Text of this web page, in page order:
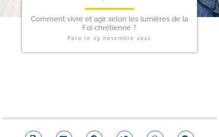
Comment vivre et agir selon les lumières de la
Foi chrétienne ?
Paru le29 novembre 2022